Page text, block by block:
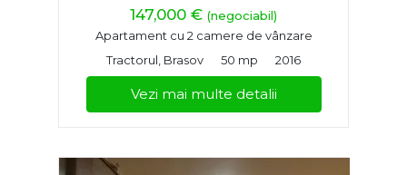
147,000 € (negociabil)
Apartament cu 2 camere de vânzare
Tractorul, Brasov
50 mp 2016
Vezi mai multe detalii